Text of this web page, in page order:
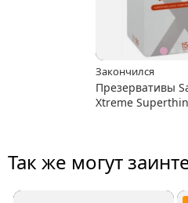
Закончился
Презервативы
Xtreme
Так же могут